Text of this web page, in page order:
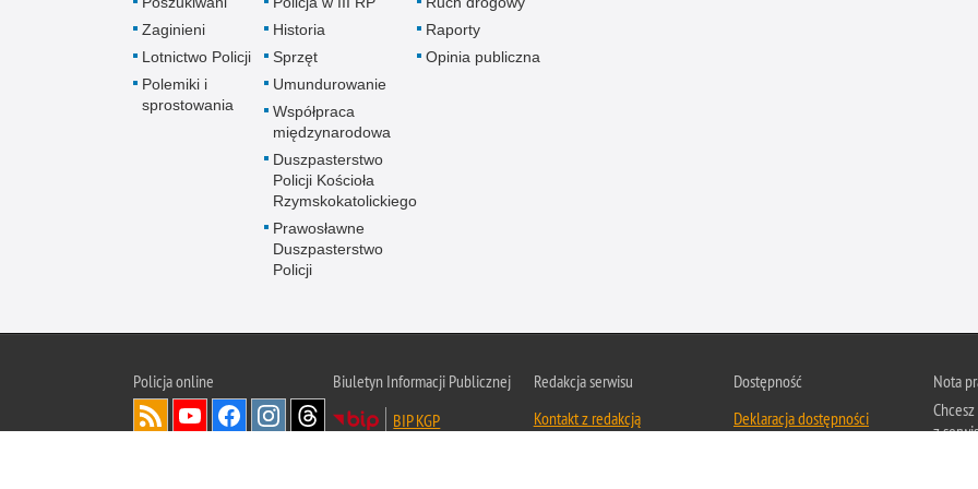
Zaginieni
Lotnictwo Policji
Polemiki i
sprostowania
Historia
Sprzęt
Umundurowanie
Współpraca
międzynarodowa
Duszpasterstwo
Policji Kościoła
Rzymskokatolickiego
Prawosławne
Duszpasterstwo
Policji
Raporty
Opinia publiczna
Policjaonline
Biuletyn Informacji Publicznej
BIP KGP
Redakcja serwisu
Kontakt z redakcją
Dostępność
Deklaracja dostępności
Nota
z